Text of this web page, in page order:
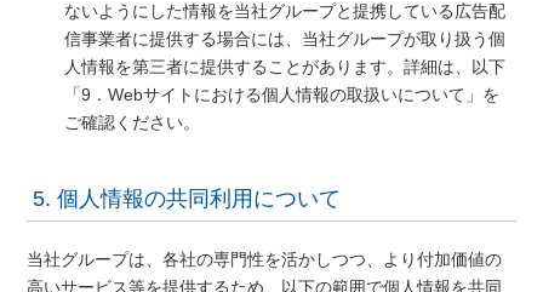
ないようにした情報を当社グループと提携している広告配
信事業者に提供する場合には、当社グループが取り扱う個
人情報を第三者に提供することがあります。詳細は、以下
「9．Webサイトにおける個人情報の取扱いについて」を
ご確認ください。
5. 個人情報の共同利用について
当社グループは、各社の専門性を活かしつつ、より付加価値の
高いサービス等を提供するため、以下の範囲で個人情報を共同